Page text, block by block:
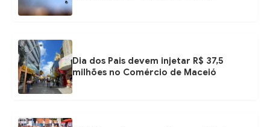
Dia dos Pais devem injetar R$ 37,5
milhões no Comércio de Maceió